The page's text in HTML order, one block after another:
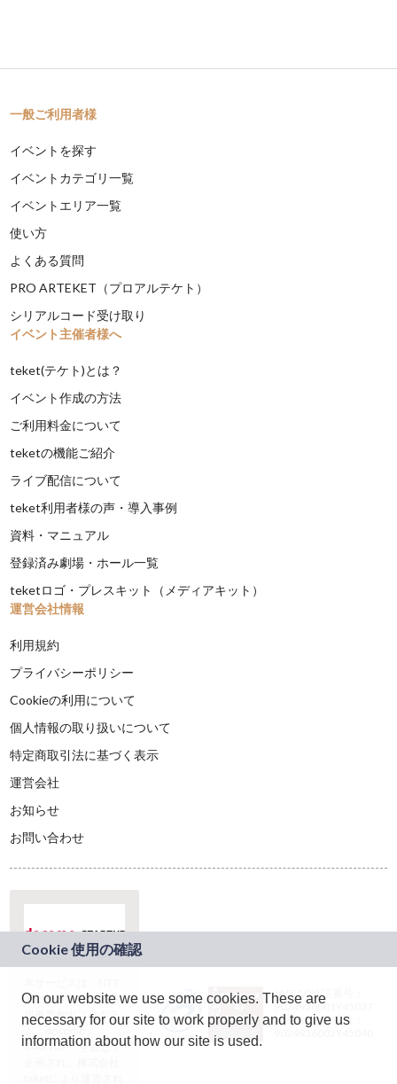
一般ご利用者様
イベントを探す
イベントカテゴリ一覧
イベントエリア一覧
使い方
よくある質問
PRO ARTEKET（プロアルテケト）
シリアルコード受け取り
イベント主催者様へ
teket(テケト)とは？
イベント作成の方法
ご利用料金について
teketの機能ご紹介
ライブ配信について
teket利用者様の声・導入事例
資料・マニュアル
登録済み劇場・ホール一覧
teketロゴ・プレスキット（メディアキット）
運営会社情報
利用規約
プライバシーポリシー
Cookieの利用について
個人情報の取り扱いについて
特定商取引法に基づく表示
運営会社
お知らせ
お問い合わせ
ドコモグループの新
規事業創出プログラ
ム「docomo
STARTUP」を通じて
JASRAC許諾番号：
9024936001Y45037
JASRAC許諾番号：
On our website we use some cookies. These are
necessary for our site to work properly and to give us
information about how our site is used.